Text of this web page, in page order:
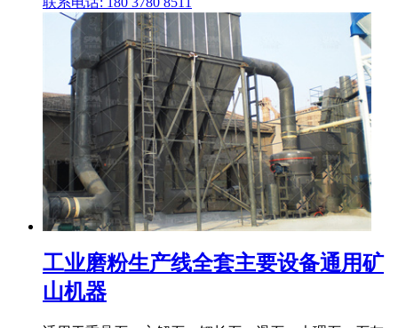
工业磨粉生产线全套主要设备通用矿
山机器